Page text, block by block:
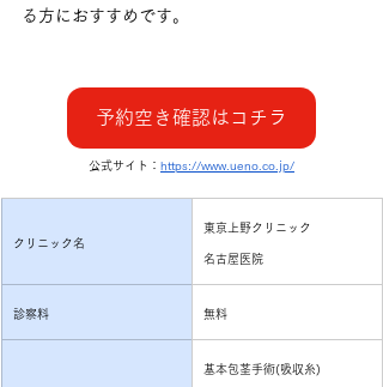
る方におすすめです。
予約空き確認はコチラ
公式サイト： https://www.ueno.co.jp/
クリニック名
東京上野クリニック
名古屋医院
診察料 無料
基本包茎手術(吸収糸)